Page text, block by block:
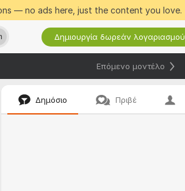
— no ads here, just the content you love.
Δημιουργία δωρεάν λογαριασμού
Επόμενο μοντέλο
Δημόσιο Πριβέ